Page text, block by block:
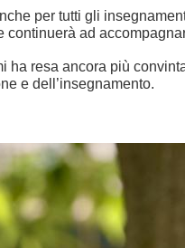
per tutti gli
continuerà ad
ha resa ancora più
e dell’insegnamento.